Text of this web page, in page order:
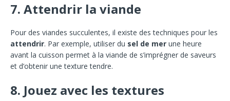
7. Attendrir la viande
Pour des viandes succulentes, il existe des techniques pour les
attendrir. Par exemple, utiliser du sel de mer une heure
avant la cuisson permet à la viande de s’imprégner de saveurs
et d’obtenir une texture tendre.
8. Jouez avec les textures